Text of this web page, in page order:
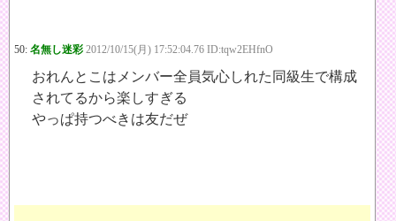
50: 名無し迷彩 2012/10/15(月) 17:52:04.76 ID:tqw2EHfnO
おれんとこはメンバー全員気心しれた同級生で構成
されてるから楽しすぎる
やっぱ持つべきは友だぜ